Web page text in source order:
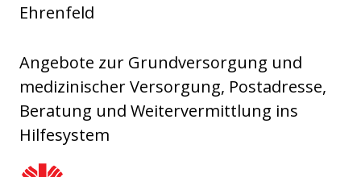
Ehrenfeld
Angebote zur Grundversorgung und
medizinischer Versorgung, Postadresse,
Beratung und Weitervermittlung ins
Hilfesystem